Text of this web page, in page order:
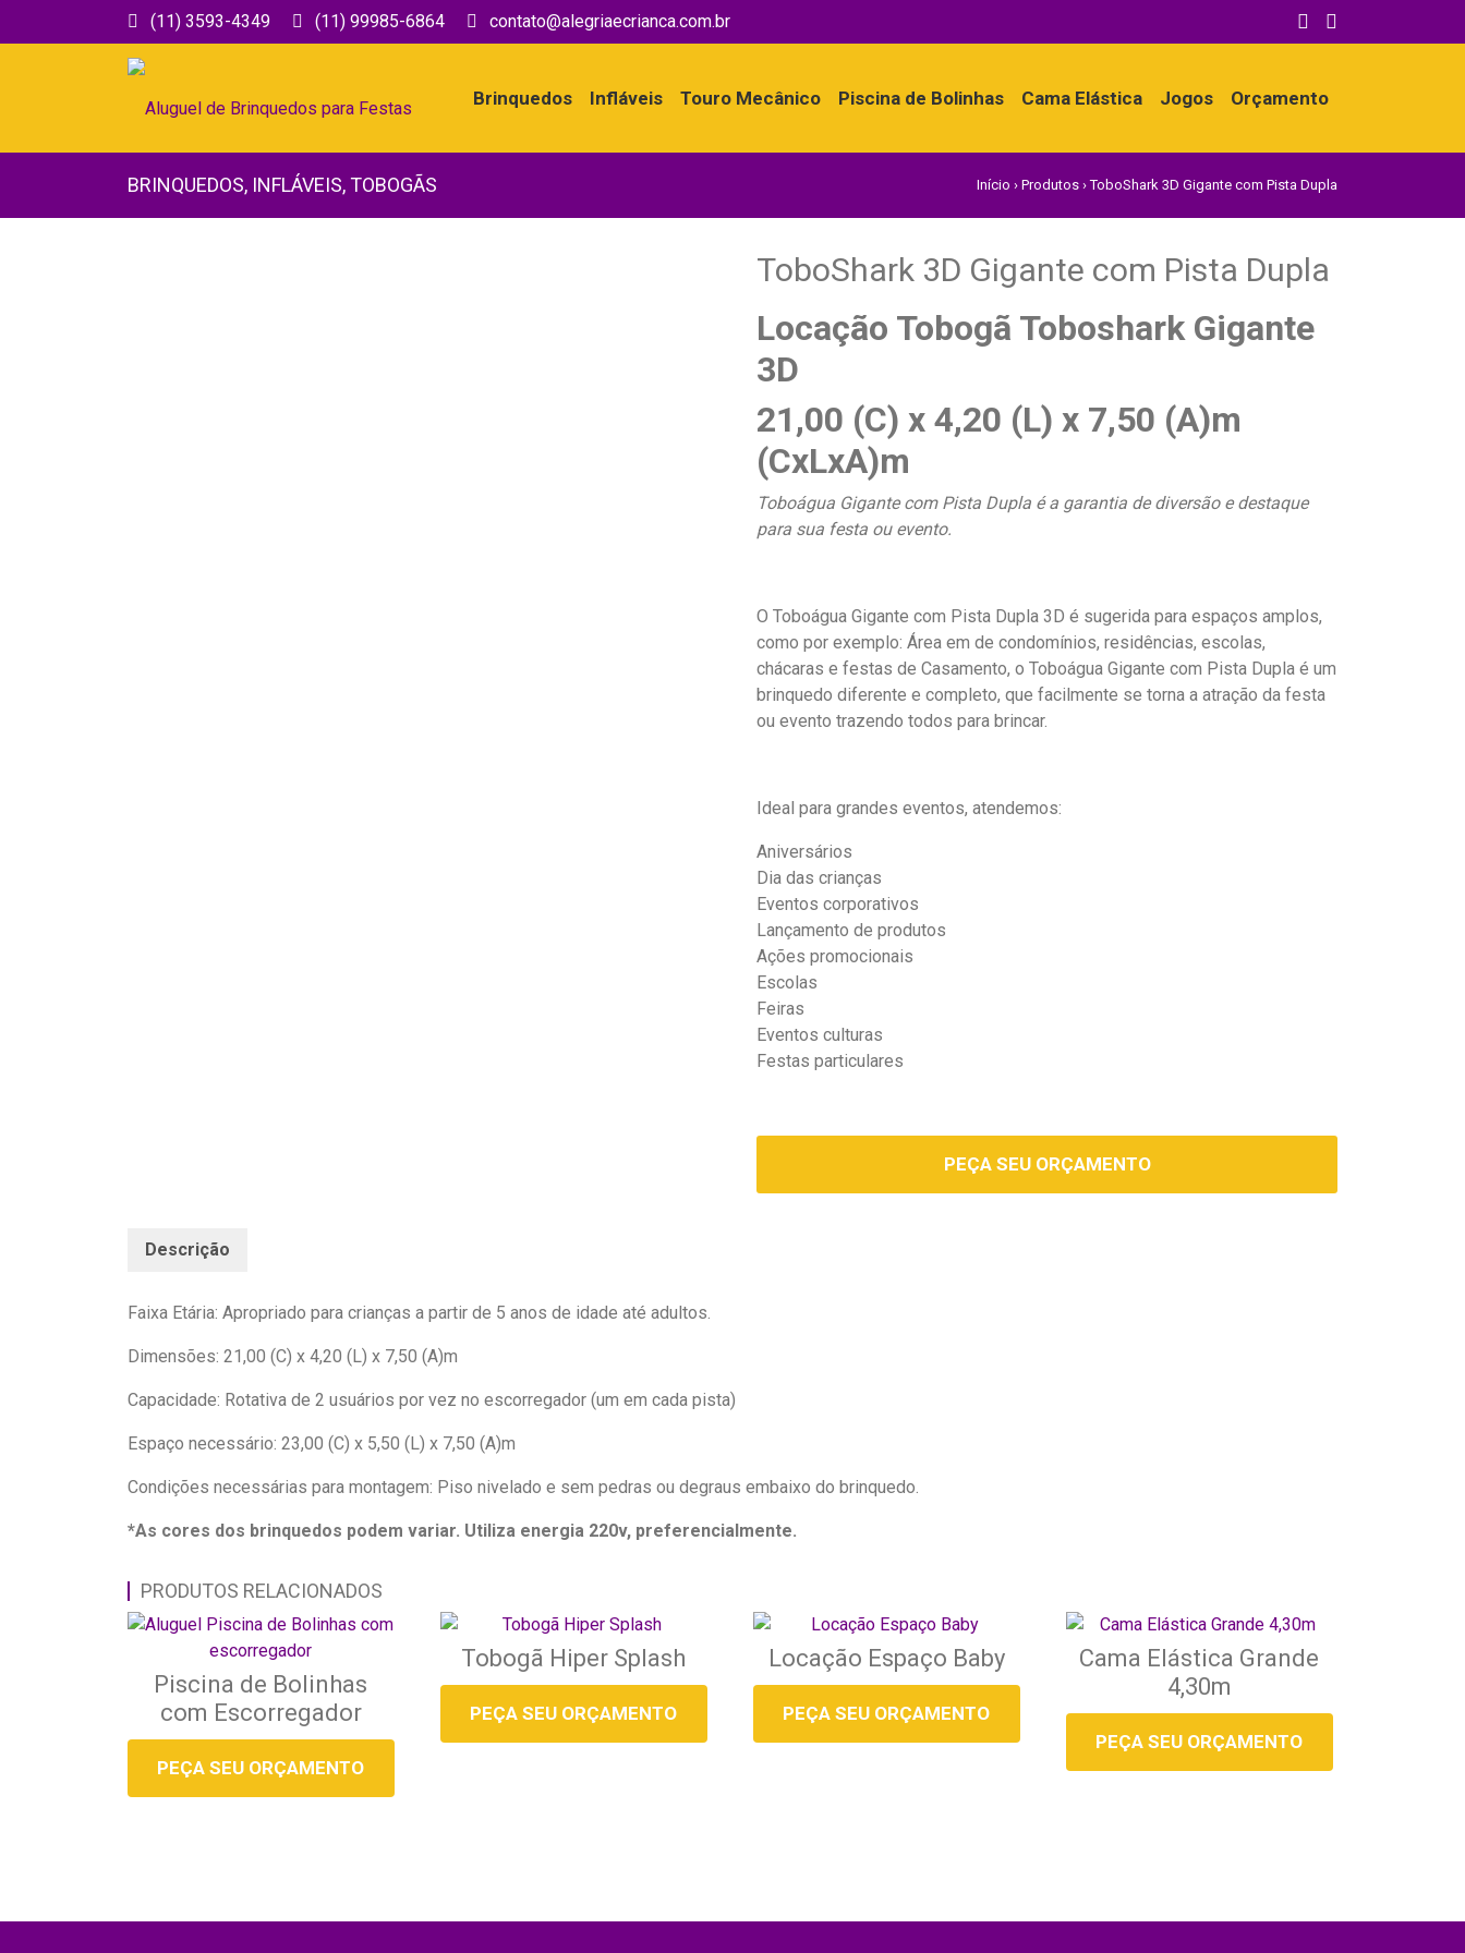
(11) 3593-4349 (11) 99985-6864 contato@alegriaecrianca.com.br
Brinquedos Infláveis Touro Mecânico Piscina de Bolinhas Cama Elástica Jogos Orçamento
BRINQUEDOS, INFLÁVEIS,TOBOGÃS Início › Produtos ›ToboShark 3D Gigante com Pista Dupla
ToboShark 3D Gigante com Pista Dupla
Locação Tobogã Toboshark Gigante
3D
21,00 (C) x 4,20 (L) x 7,50 (A)m
(CxLxA)m
Toboágua Gigante com Pista Dupla é a garantia de diversão e destaque
para sua festa ou evento.
O Toboágua Gigante com Pista Dupla 3D é sugerida para espaços amplos,
como por exemplo: Área em de condomínios, residências, escolas,
chácaras e festas de Casamento, o Toboágua Gigante com Pista Dupla é um
brinquedo diferente e completo, que facilmente se torna a atração da festa
ou evento trazendo todos para brincar.
Ideal para grandes eventos, atendemos:
Aniversários
Dia das crianças
Eventos corporativos
Lançamento de produtos
Ações promocionais
Escolas
Feiras
Eventos culturas
Festas particulares
PEÇA SEU ORÇAMENTO
Descrição
Faixa Etária: Apropriado para crianças a partir de 5 anos de idade até adultos.
Dimensões: 21,00 (C) x 4,20 (L) x 7,50 (A)m
Capacidade: Rotativa de 2 usuários por vez no escorregador (um em cada pista)
Espaço necessário: 23,00 (C) x 5,50 (L) x 7,50 (A)m
Condições necessárias para montagem: Piso nivelado e sem pedras ou degraus embaixo do brinquedo.
*As cores dos brinquedos podem variar. Utiliza energia 220v, preferencialmente.
PRODUTOS RELACIONADOS
Piscina de Bolinhas
com Escorregador
PEÇA SEU ORÇAMENTO
Tobogã Hiper Splash
PEÇA SEU ORÇAMENTO
Locação Espaço Baby
PEÇA SEU ORÇAMENTO
Cama Elástica Grande
4,30m
PEÇA SEU ORÇAMENTO